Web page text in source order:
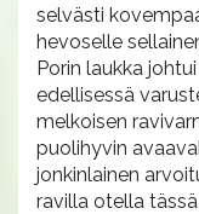
selvästi
hevoselle
Porin laukka
edellisessä
melkoisen
puolihyvin
jonkinlainen
ravilla otella